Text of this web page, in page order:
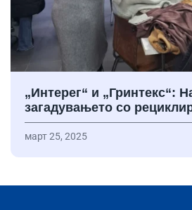
„Интерег“ и „Гринтекс“:
загадувањето со
март 25, 2025